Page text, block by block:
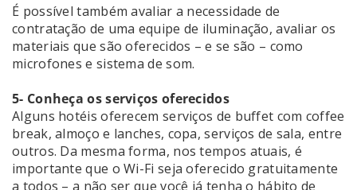
É possível também avaliar a necessidade de
contratação de uma equipe de iluminação, avaliar os
materiais que são oferecidos – e se são – como
microfones e sistema de som.
5- Conheça os serviços oferecidos
Alguns hotéis oferecem serviços de buffet com coffee
break, almoço e lanches, copa, serviços de sala, entre
outros. Da mesma forma, nos tempos atuais, é
importante que o Wi-Fi seja oferecido gratuitamente
a todos – a não ser que você já tenha o hábito de